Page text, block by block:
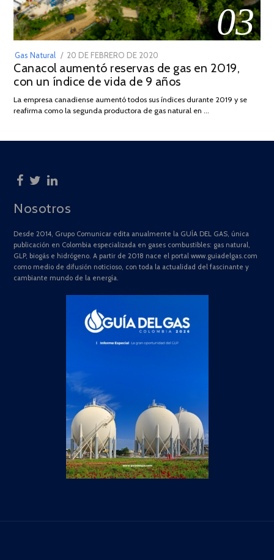
03
Gas Natural
POSTED
ON
20 DE FEBRERO DE 2020
DE
JULIO
2025
Canacol aumentó reservas de gas en 2019,
con un índice de vida de 9 años
La empresa canadiense aumentó todos sus índices durante 2019 y se
reafirma como la segunda productora de gas natural en …
Nosotros
Desde 2014, Grupo Comunicar edita anualmente la GUÍA DEL GAS, única
publicación en Colombia especializada en gases combustibles: gas natural,
GLP, biogás e hidrógeno. A partir de 2018 nace el portal www.guiadelgas.com
como medio de difusión noticioso, con toda la actualidad del fascinante y
cambiante mundo de la energía.